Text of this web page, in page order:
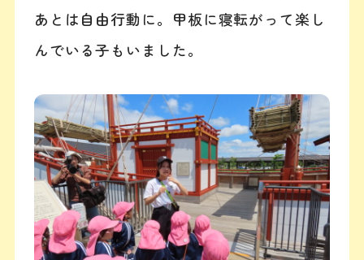
あとは自由行動に。甲板に寝転がって楽し
んでいる子もいました。